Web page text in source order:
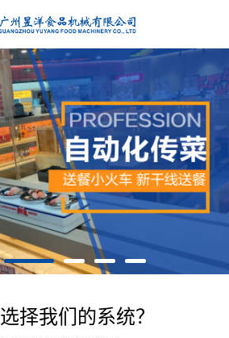
选择我们的系统？